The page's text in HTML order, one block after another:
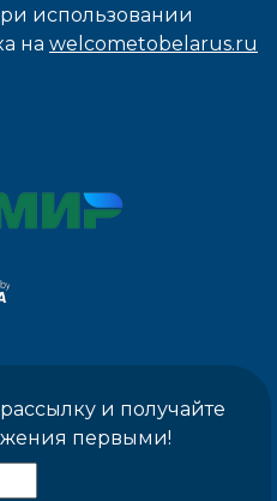
использовании
на welcometobelarus.ru
и получайте
первыми!